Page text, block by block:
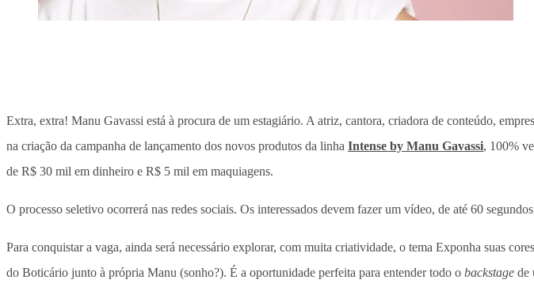
Extra, extra! Manu Gavassi está à procura de um estagiário. A atriz, cantora, criadora de conteúdo,
na criação da campanha de lançamento dos novos produtos da linha Intense by Manu Gavassi, 100%
de R$ 30 mil em dinheiro e R$ 5 mil em maquiagens.
O processo seletivo ocorrerá nas redes sociais. Os interessados devem fazer um vídeo, de até 60
Para conquistar a vaga, ainda será necessário explorar, com muita criatividade, o tema Exponha suas
do Boticário junto à própria Manu (sonho?). É a oportunidade perfeita para entender todo o backstage de